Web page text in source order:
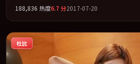
事、表演与视听上力求统一。定于 2017-07-
台同步亮相，2017 年度话题片中口碑稳健
弧光的观众完整观看。
188,836 热度6.7分2017-07-20
杜比